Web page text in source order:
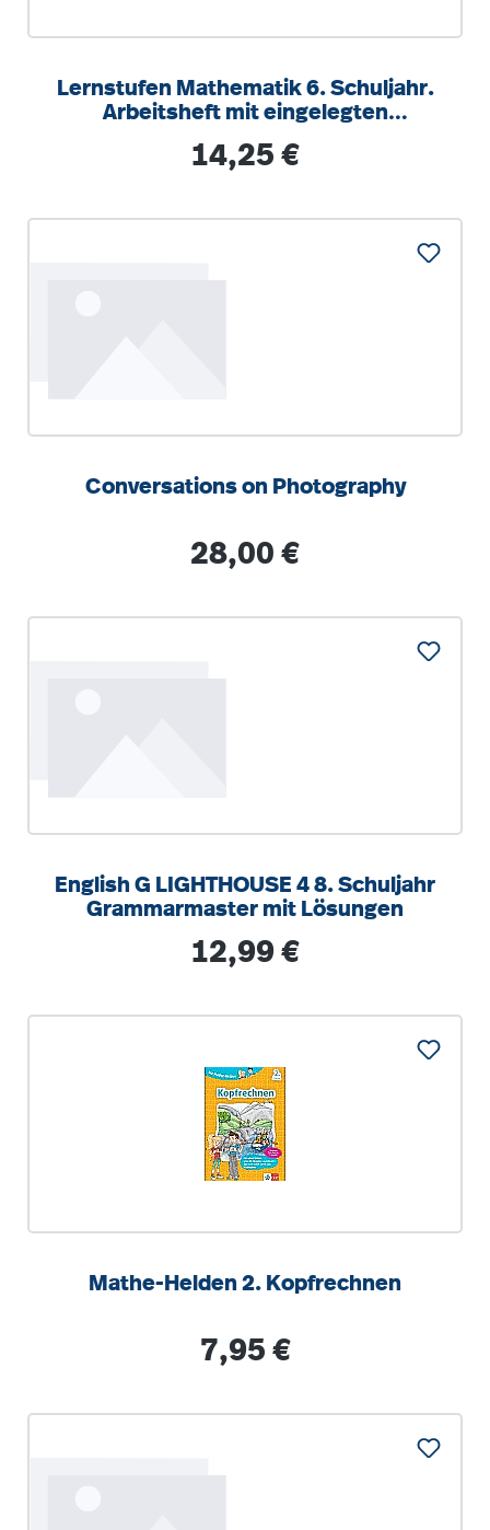
Lernstufen Mathematik 6. Schuljahr.
Arbeitsheft mit eingelegten
Regulärer Preis:
14,25 €
Conversations on Photography
Regulärer Preis:
28,00 €
English G LIGHTHOUSE 4 8. Schuljahr
Grammarmaster mit Lösungen
Regulärer Preis:
12,99 €
Mathe-Helden 2. Kopfrechnen
Regulärer Preis:
7,95 €